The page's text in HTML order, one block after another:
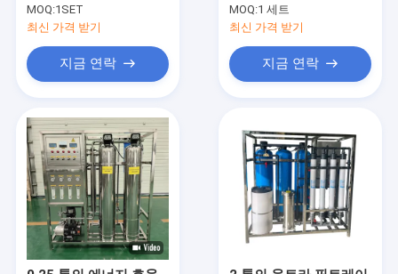
MOQ:1SET
최신 가격 받기
지금 연락
MOQ:1 세트
최신 가격 받기
지금 연락